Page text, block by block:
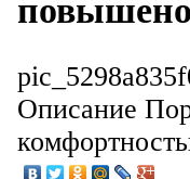
Описание